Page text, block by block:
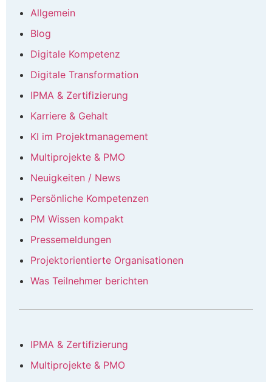
Allgemein
Blog
Digitale Kompetenz
Digitale Transformation
IPMA & Zertifizierung
Karriere & Gehalt
KI im Projektmanagement
Multiprojekte & PMO
Neuigkeiten / News
Persönliche Kompetenzen
PM Wissen kompakt
Pressemeldungen
Projektorientierte Organisationen
Was Teilnehmer berichten
IPMA & Zertifizierung
Multiprojekte & PMO